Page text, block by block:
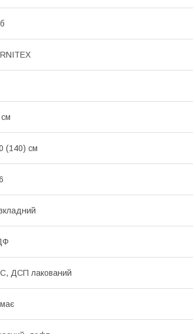
(140) см
ДСП лакований